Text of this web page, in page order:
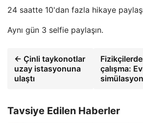
24 saatte 10'dan fazla hikaye
Aynı gün 3 selfie paylaşın.
← Çinli taykonotlar
uzay istasyonuna
ulaştı
çalışma:
Tavsiye Edilen Haberler